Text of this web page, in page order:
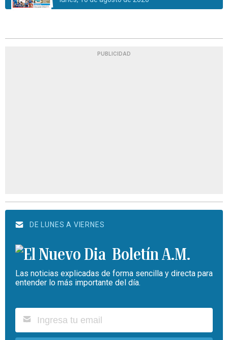
PUBLICIDAD
DE LUNES A VIERNES
Boletín A.M.
Las noticias explicadas de forma sencilla y directa para
entender lo más importante del día.